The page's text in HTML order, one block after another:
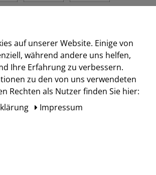
auf unserer Website. Einige von
während andere uns helfen,
Ihre Erfahrung zu verbessern.
zu den von uns verwendeten
Rechten als Nutzer finden Sie hier:
Impressum